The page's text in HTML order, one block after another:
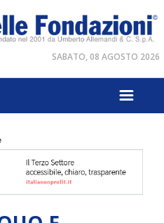
SABATO, 08 AGOSTO 2026